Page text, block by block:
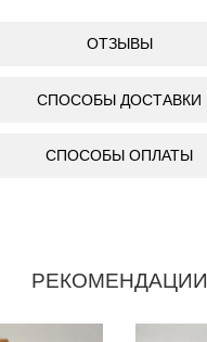
ОТЗЫВЫ
СПОСОБЫ ДОСТАВКИ
СПОСОБЫ ОПЛАТЫ
РЕКОМЕНДАЦИИ